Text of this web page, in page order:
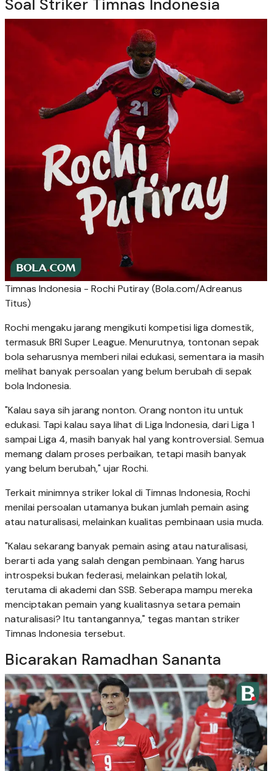
Soal Striker Timnas Indonesia
Timnas Indonesia - Rochi Putiray (Bola.com/Adreanus
Titus)
Rochi mengaku jarang mengikuti kompetisi liga domestik,
termasuk BRI Super League. Menurutnya, tontonan sepak
bola seharusnya memberi nilai edukasi, sementara ia masih
melihat banyak persoalan yang belum berubah di sepak
bola Indonesia.
"Kalau saya sih jarang nonton. Orang nonton itu untuk
edukasi. Tapi kalau saya lihat di Liga Indonesia, dari Liga 1
sampai Liga 4, masih banyak hal yang kontroversial. Semua
memang dalam proses perbaikan, tetapi masih banyak
yang belum berubah," ujar Rochi.
Terkait minimnya striker lokal di Timnas Indonesia, Rochi
menilai persoalan utamanya bukan jumlah pemain asing
atau naturalisasi, melainkan kualitas pembinaan usia muda.
"Kalau sekarang banyak pemain asing atau naturalisasi,
berarti ada yang salah dengan pembinaan. Yang harus
introspeksi bukan federasi, melainkan pelatih lokal,
terutama di akademi dan SSB. Seberapa mampu mereka
menciptakan pemain yang kualitasnya setara pemain
naturalisasi? Itu tantangannya," tegas mantan striker
Timnas Indonesia tersebut.
Bicarakan Ramadhan Sananta